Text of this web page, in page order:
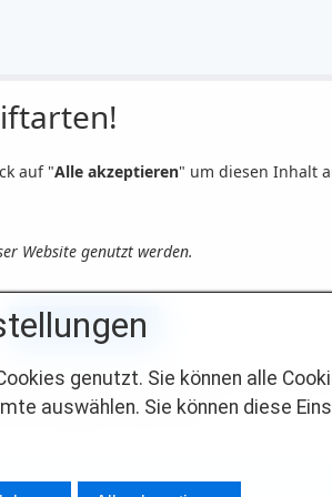
auf "Alle akzeptieren" um diesen Inhalt
Website genutzt werden.
Alle akzeptieren
einverstanden, dass externe Schriftarten
an Google übermittelt werden.
genutzt. Sie können alle
auswählen. Sie können diese